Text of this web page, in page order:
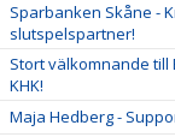
Sparbanken Skåne -
slutspelspartner!
Stort välkomnande
KHK!
Maja Hedberg -